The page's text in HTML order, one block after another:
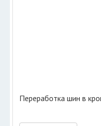
Переработка шин в